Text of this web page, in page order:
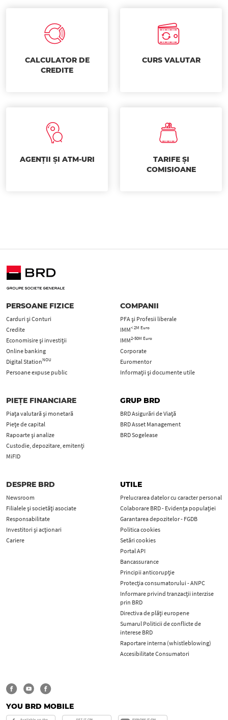
CALCULATOR DE
CREDITE
CURS VALUTAR
AGENȚII ȘI ATM-URI
TARIFE ȘI
COMISIOANE
PERSOANE FIZICE
Carduri şi Conturi
Credite
Economisire și investiții
Online banking
Digital StationNOU
Persoane expuse public
COMPANII
PFA şi Profesii liberale
IMM< 2M Euro
IMM2-50M Euro
Corporate
Euromentor
Informații și documente utile
PIEȚE FINANCIARE
Piața valutară și monetară
Piețe de capital
Rapoarte și analize
Custodie, depozitare, emitenți
MiFID
GRUP BRD
BRD Asigurări de Viață
BRD Asset Management
BRD Sogelease
DESPRE BRD
Newsroom
Filialele și societăți asociate
Responsabilitate
Investitori și acționari
Cariere
UTILE
Prelucrarea datelor cu caracter personal
Colaborare BRD - Evidența populației
Garantarea depozitelor - FGDB
Politica cookies
Setări cookies
Portal API
Bancassurance
Principii anticorupţie
Protecţia consumatorului - ANPC
Informare privind tranzacții interzise
prin BRD
Directiva de plăți europene
Sumarul Politicii de conflicte de
interese BRD
Raportare interna (whistleblowing)
Accesibilitate Consumatori
YOU BRD MOBILE